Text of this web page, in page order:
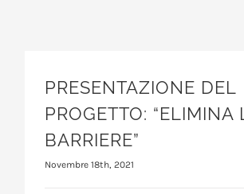
PRESENTAZIONE DEL
PROGETTO: “ELIMINA
BARRIERE”
Novembre 18th, 2021